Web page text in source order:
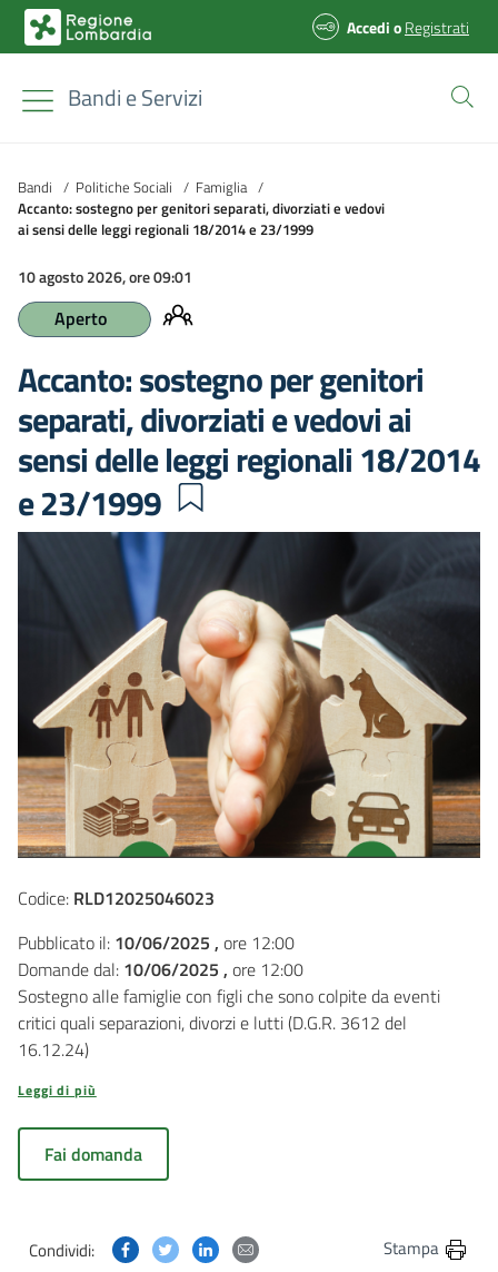
AccedioRegistrati
Bandi e Servizi
Bandi / Politiche Sociali / Famiglia /
Accanto: sostegno per genitori separati, divorziati e vedovi
ai sensi delle leggi regionali 18/2014 e 23/1999
10 agosto 2026, ore 09:01
Aperto
Accanto: sostegno per genitori
separati, divorziati e vedovi ai
sensi delle leggi regionali 18/2014
e 23/1999
Codice: RLD12025046023
Pubblicato il: 10/06/2025 , ore 12:00
Domande dal: 10/06/2025 , ore 12:00
Sostegno alle famiglie con figli che sono colpite da eventi
critici quali separazioni, divorzi e lutti (D.G.R. 3612 del
16.12.24)
Leggi di più
Fai domanda
Condividi: Condividi questa pagina su Facebook
Condividi questa pagina su Twitter
Condividi questa pagina su Linkedin
Condividi questa pagina via
Stampa